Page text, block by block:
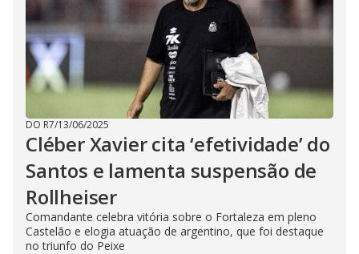
DO R7/13/06/2025
Cléber Xavier cita ‘efetividade’ do
Santos e lamenta suspensão de
Rollheiser
Comandante celebra vitória sobre o Fortaleza em pleno
Castelão e elogia atuação de argentino, que foi destaque
no triunfo do Peixe